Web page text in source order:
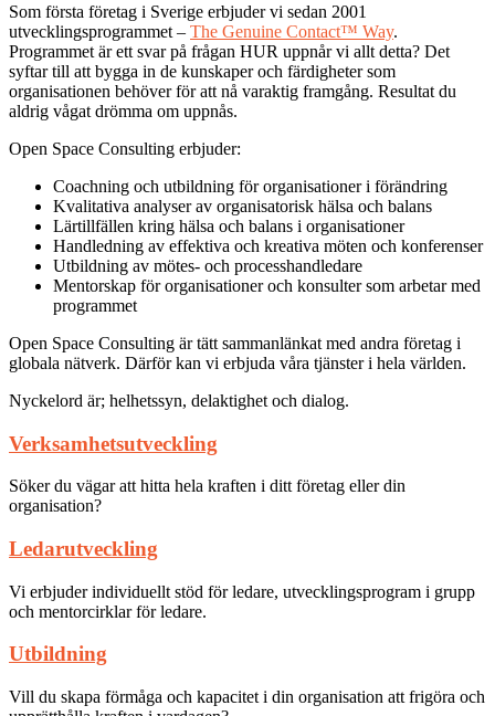
Som första företag i Sverige erbjuder vi sedan 2001
utvecklingsprogrammet – The Genuine Contact™ Way.
Programmet är ett svar på frågan HUR uppnår vi allt detta? Det
syftar till att bygga in de kunskaper och färdigheter som
organisationen behöver för att nå varaktig framgång. Resultat du
aldrig vågat drömma om uppnås.
Open Space Consulting erbjuder:
Coachning och utbildning för organisationer i förändring
Kvalitativa analyser av organisatorisk hälsa och balans
Lärtillfällen kring hälsa och balans i organisationer
Handledning av effektiva och kreativa möten och konferenser
Utbildning av mötes- och processhandledare
Mentorskap för organisationer och konsulter som arbetar med
programmet
Open Space Consulting är tätt sammanlänkat med andra företag i
globala nätverk. Därför kan vi erbjuda våra tjänster i hela världen.
Nyckelord är; helhetssyn, delaktighet och dialog.
Verksamhetsutveckling
Söker du vägar att hitta hela kraften i ditt företag eller din
organisation?
Ledarutveckling
Vi erbjuder individuellt stöd för ledare, utvecklingsprogram i grupp
och mentorcirklar för ledare.
Utbildning
Vill du skapa förmåga och kapacitet i din organisation att frigöra och